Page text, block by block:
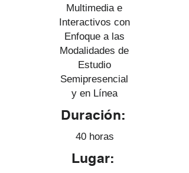
Multimedia e
Interactivos con
Enfoque a las
Modalidades de
Estudio
Semipresencial
y en Línea
Duración:
40 horas
Lugar: